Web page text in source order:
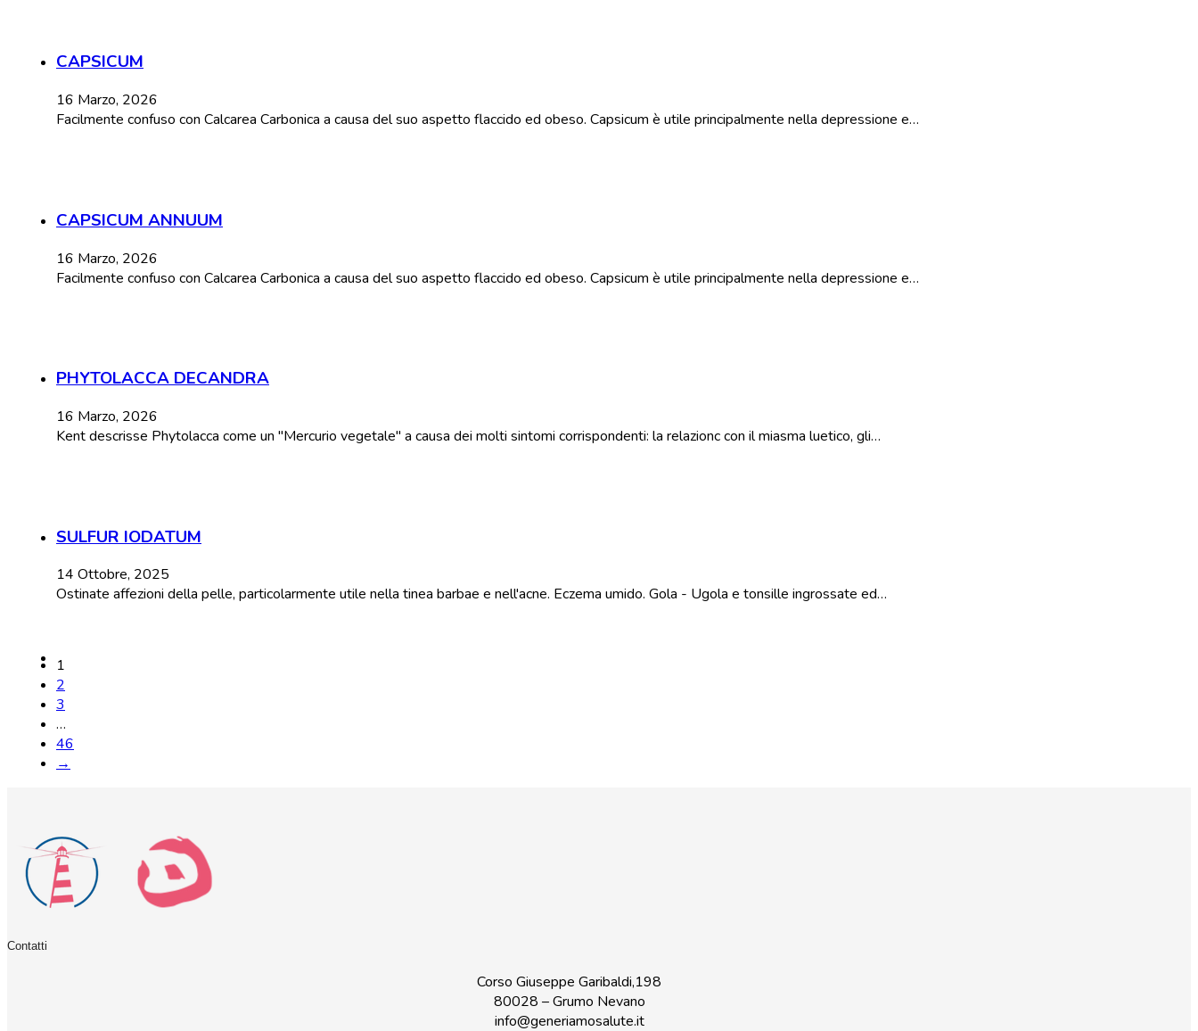
CAPSICUM
16 Marzo, 2026
Facilmente confuso con Calcarea Carbonica a causa del suo aspetto flaccido ed obeso. Capsicum è utile principalmente nella depressione e…
CAPSICUM ANNUUM
16 Marzo, 2026
Facilmente confuso con Calcarea Carbonica a causa del suo aspetto flaccido ed obeso. Capsicum è utile principalmente nella depressione e…
PHYTOLACCA DECANDRA
16 Marzo, 2026
Kent descrisse Phytolacca come un "Mercurio vegetale" a causa dei molti sintomi corrispondenti: la relazionc con il miasma luetico, gli…
SULFUR IODATUM
14 Ottobre, 2025
Ostinate affezioni della pelle, particolarmente utile nella tinea barbae e nell'acne. Eczema umido. Gola - Ugola e tonsille ingrossate ed…
1
2
3
…
46
→
Contatti
Corso Giuseppe Garibaldi,198
80028 – Grumo Nevano
info@generiamosalute.it